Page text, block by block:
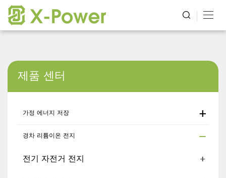
제품 센터
가정 에너지 저장
경차 리튬이온 전지
전기 자전거 전지